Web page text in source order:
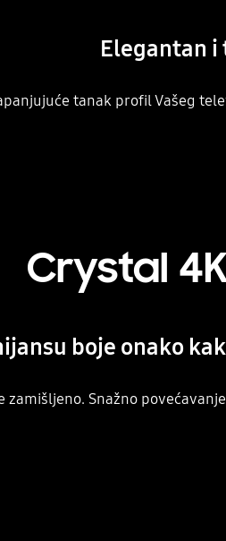
Elegantan i
tanak profil Vašeg
Crystal
boje onako
Snažno